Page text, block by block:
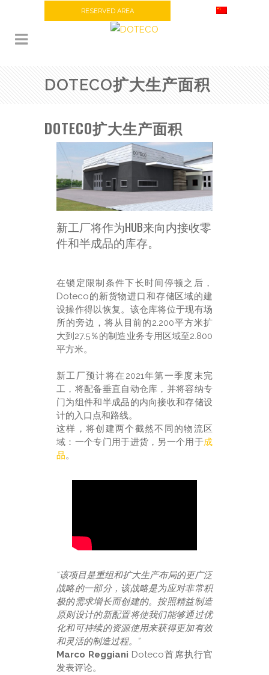
RESERVED AREA
DOTECO扩大生产面积
DOTECO扩大生产面积
新工厂将作为HUB来向内接收零
件和半成品的库存。
在锁定限制条件下长时间停顿之后，
Doteco的新货物进口和存储区域的建
设操作得以恢复。该仓库将位于现有场
所的旁边，将从目前的2.200平方米扩
大到27.5％的制造业务专用区域至2.800
平方米。
新工厂预计将在2021年第一季度末完
工，将配备垂直自动仓库，并将容纳专
门为组件和半成品的内向接收和存储设
计的入口点和路线。
这样，将创建两个截然不同的物流区
域：一个专门用于进货，另一个用于成
品。
“该项目是重组和扩大生产布局的更广泛
战略的一部分，该战略是为应对非常积
极的需求增长而创建的。按照精益制造
原则设计的新配置将使我们能够通过优
化和可持续的资源使用来获得更加有效
和灵活的制造过程。”
Marco Reggiani Doteco首席执行官
发表评论。